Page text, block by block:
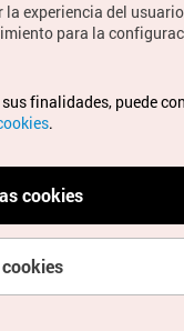
Corea. Todos los
con el
electrónico oficial:
experiencia del
para la
finalidades, puede
.
cookies